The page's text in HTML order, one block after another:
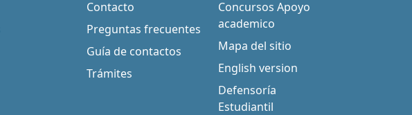
Contacto
Preguntas frecuentes
Guía de contactos
Trámites
Concursos Apoyo
academico
Mapa del sitio
English version
Defensoría
Estudiantil